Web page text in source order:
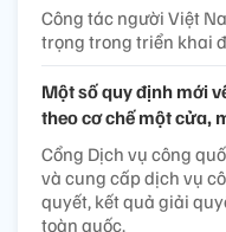
Công tác người Việt
trọng trong triển khai
Một số quy định mới
theo cơ chế một cửa,
Cổng Dịch vụ công
và cung cấp dịch vụ
quyết, kết quả giải
toàn quốc.